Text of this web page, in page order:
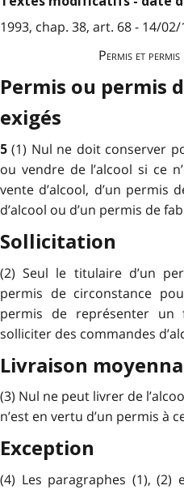
1993, chap. 38, art. 68 - 14/
Permis et
Permis ou permis
exigés
5(1) Nul ne doit conserver
ou vendre de l’alcool si ce
vente d’alcool, d’un permis
d’alcool ou d’un permis de
Sollicitation
(2) Seul le titulaire d’un
permis de circonstance
permis de représenter un
solliciter des commandes
Livraison
(3) Nul ne peut livrer de
n’est en vertu d’un permis à
Exception
(4) Les paragraphes (1), (2)